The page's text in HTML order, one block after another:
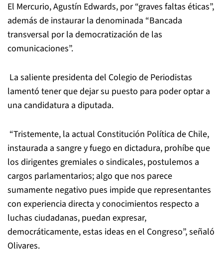
El Mercurio, Agustín Edwards, por “graves faltas éticas”,
además de instaurar la denominada “Bancada
transversal por la democratización de las
comunicaciones”.
La saliente presidenta del Colegio de Periodistas
lamentó tener que dejar su puesto para poder optar a
una candidatura a diputada.
“Tristemente, la actual Constitución Política de Chile,
instaurada a sangre y fuego en dictadura, prohíbe que
los dirigentes gremiales o sindicales, postulemos a
cargos parlamentarios; algo que nos parece
sumamente negativo pues impide que representantes
con experiencia directa y conocimientos respecto a
luchas ciudadanas, puedan expresar,
democráticamente, estas ideas en el Congreso”, señaló
Olivares.